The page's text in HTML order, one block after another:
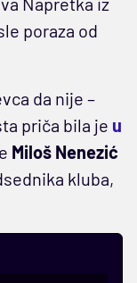
poraza od
da nije –
priča bila je u
Miloš Nenezić
kluba,